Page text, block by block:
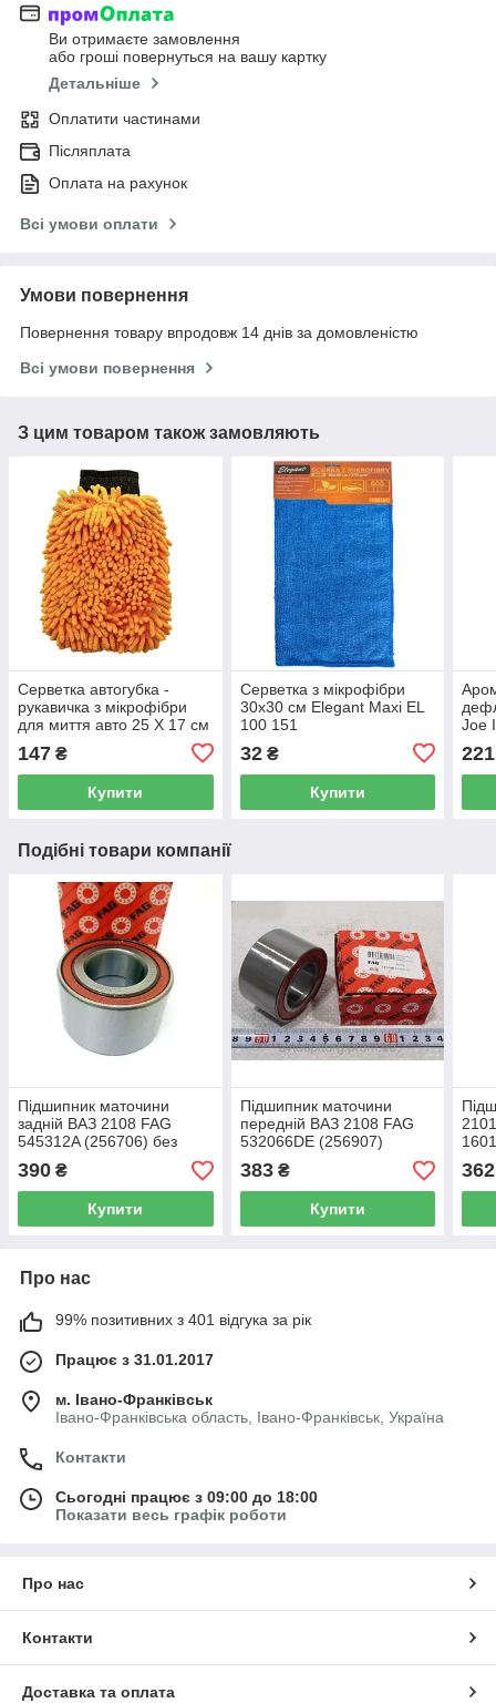
Ви отримаєте замовлення
або гроші повернуться на вашу картку
Детальніше
Оплатити частинами
Післяплата
Оплата на рахунок
Всі умови оплати
Умови повернення
Повернення товару впродовж 14 днів за домовленістю
Всі умови повернення
З цим товаром також замовляють
Серветка автогубка -
рукавичка з мікрофібри
для миття авто 25 Х 17 см
Elegant Maxi EL 100 153
147 ₴
Купити
Серветка з мікрофібри
30x30 см Elegant Maxi EL
100 151
32₴
Купити
Joe
221
Подібні товари компанії
Підшипник маточини
задній ВАЗ 2108 FAG
545312A (256706) без
стопорних кілець
390 ₴
Купити
Підшипник маточини
передній ВАЗ 2108 FAG
532066DE (256907)
383₴
Купити
362
Про нас
99% позитивних з 401 відгука за рік
Працює з 31.01.2017
м. Івано-Франківськ
Івано-Франківська область, Івано-Франківськ, Україна
Контакти
Сьогодні працює з 09:00 до 18:00
Показати весь графік роботи
Про нас
Контакти
Доставка та оплата